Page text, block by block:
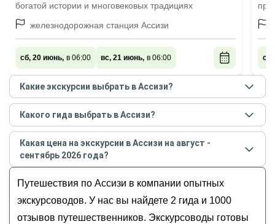
богатой истории и многовековых традициях
железнодорожная станция Ассизи
сб, 20 июнь, в 06:00 вс, 21 июнь, в 06:00 сб,
Какие экскурсии выбрать в Ассизи?
Самые популярные экскурсиив Ассизив августе -
сентябре 2026года:
Ассизи — город святого Франциска
Добро пожаловать в Ассизи!
Ассизи: духовная столица Умбрии
Какого гида выбрать в Ассизи?
Лучшие гидыв Ассизипо рейтингу и отзывам в
августе 2026 года:
Елена
Ольша
Какая цена на экскурсии в Ассизи на август -
сентябрь 2026 года?
2026года от 74до 180 EUR
Путешествия по Ассизи в компании опытных
экскурсоводов. У нас вы найдете 2 гида и 1000
отзывов путешественников. Экскурсоводы готовы